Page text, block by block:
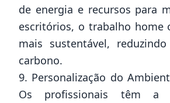
de energia e recursos para
escritórios, o trabalho home
mais sustentável,
carbono.
9. Personalização do
Os profissionais têm a